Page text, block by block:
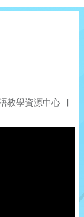
教學資源中心 |